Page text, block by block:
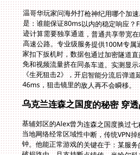
温哥华玩家问海外打枪神纪用哪个加
是：谁能保证80ms以内的稳定响应
迹计算需要独享通道，普通共享带宽
高速公路。专业级服务提供100M专
家扣下扳机时，数据包通过加密隧道
免和视频流量挤在同条车道。实测显
《生死狙击2》，开启智能分流后弹
46ms，狙击镜里的敌人再不会瞬移。
乌克兰连森之国度的秘密 穿
基辅郊区的Alex曾为连森之国度换过
当地网络经常区域性中断，传统VPN
钟。他能正常游戏的关键在于：某服
破损路由，且支持断点续传。当哈尔
在传输中的技能数据会被加密暂存，
完成续传。现在乌克兰怎么玩森之国
医院级备用方案，专业团队24小时监